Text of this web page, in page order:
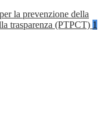
la prevenzione della
trasparenza (PTPCT) 1